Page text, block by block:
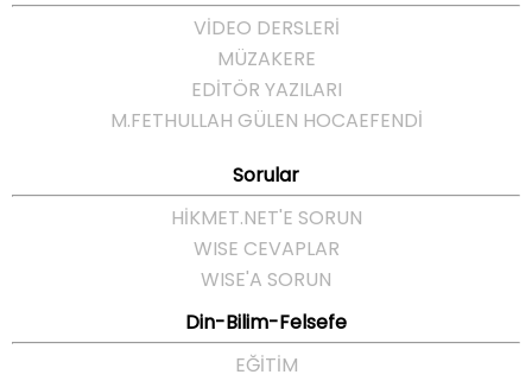
VİDEO DERSLERİ
MÜZAKERE
EDİTÖR YAZILARI
M.FETHULLAH GÜLEN HOCAEFENDI
Sorular
HIKMET.NET'E SORUN
WISE CEVAPLAR
WISE'A SORUN
Din-Bilim-Felsefe
EĞITIM